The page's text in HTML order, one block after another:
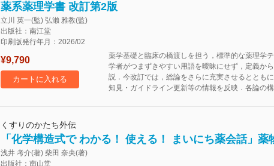
薬系薬理学書 改訂第2版
立川 英一(監) 弘瀨 雅教(監)
出版社：南江堂
印刷版発行年月：2026/02
¥9,790
カートに入れる
薬学基礎と臨床の橋渡しを担う，標準的な薬理学
学者がつまずきやすい用語を曖昧にせず，定義か
説．今改訂では，総論をさらに充実させるととも
知見・ガイドライン更新等の情報を反映．各論の
くすりのかたち外伝
「化学構造式で わかる！ 使える！ まいにち薬会話」薬
浅井 考介(著) 柴田 奈央(著)
出版社：南山堂